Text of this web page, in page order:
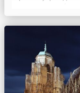
Словении.23
референдум,
следующим